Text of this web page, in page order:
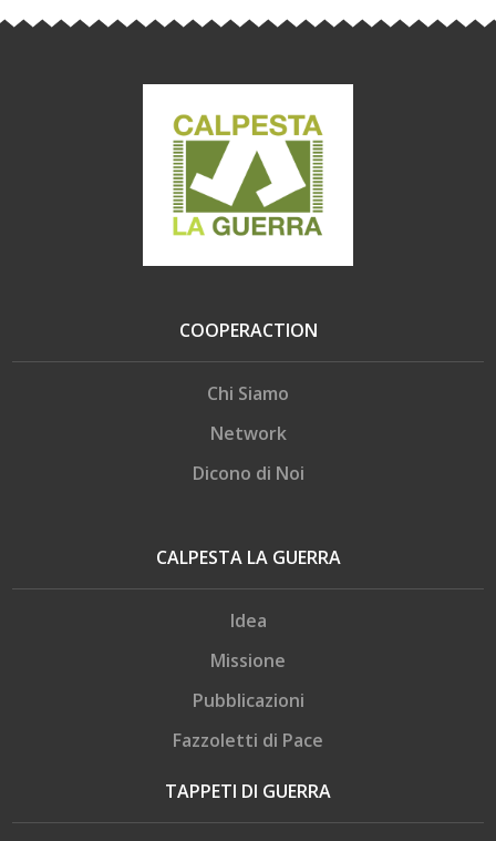
COOPERACTION
Chi Siamo
Network
Dicono di Noi
CALPESTA LA GUERRA
Idea
Missione
Pubblicazioni
Fazzoletti di Pace
TAPPETI DI GUERRA